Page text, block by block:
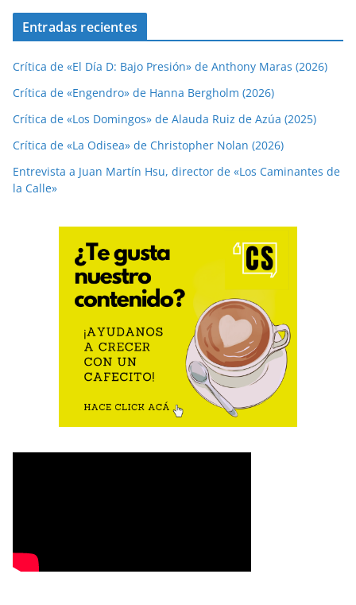
Entradas recientes
Crítica de «El Día D: Bajo Presión» de Anthony Maras (2026)
Crítica de «Engendro» de Hanna Bergholm (2026)
Crítica de «Los Domingos» de Alauda Ruiz de Azúa (2025)
Crítica de «La Odisea» de Christopher Nolan (2026)
Entrevista a Juan Martín Hsu, director de «Los Caminantes de
la Calle»